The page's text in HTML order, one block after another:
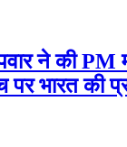
ने की PM
पर भारत की